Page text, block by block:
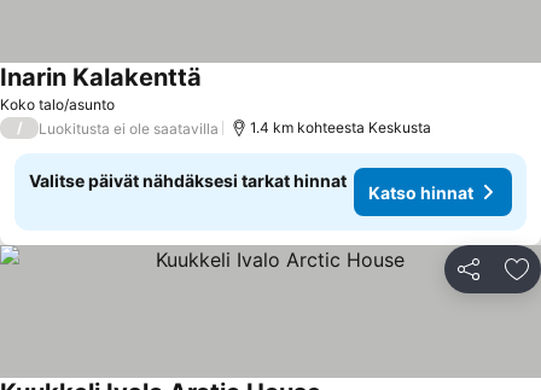
Koko talo/asunto
Inarin Kalakenttä
/ Luokitusta ei ole saatavilla 1.4 km kohteesta Keskusta
Valitse päivät nähdäksesi tarkat hinnat
Katso hinnat
Jaa